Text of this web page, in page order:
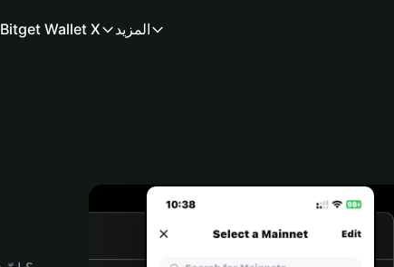
Bitget Wallet X المزيد